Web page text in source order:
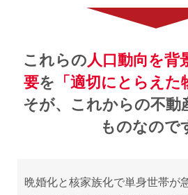
これらの人口動向を背
要を 「適切にとらえた
そが、 これからの不動
ものなので
晩婚化と核家族化で単身世帯が